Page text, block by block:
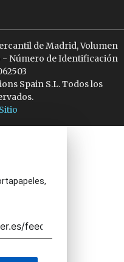
de Madrid, Volumen
- Número de Identificación
Spain S.L. Todos los